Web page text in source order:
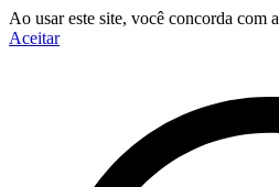
Ao usar este site, você concorda com a
Aceitar